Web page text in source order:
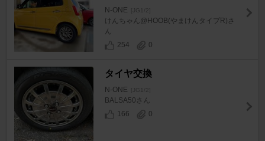
N-ONE [JG1/2]
けんちゃん@HOOB(やまけんタイプR)さ
ん
254
0
タイヤ交換
N-ONE [JG1/2]
BALSA50さん
166
0